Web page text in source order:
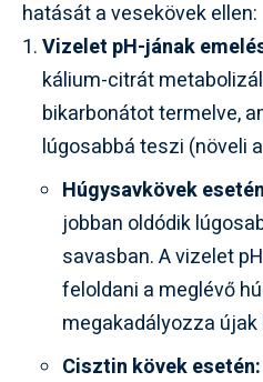
hatását a vesekövek ellen:
Vizelet pH-jának
kálium-citrát
bikarbonátot termelve,
lúgosabbá teszi (növeli
Húgysavkövek
jobban oldódik
savasban. A vizelet
feloldani a meglévő
megakadályozza
Cisztin kövek esetén: